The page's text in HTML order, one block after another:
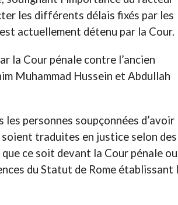
les différents délais fixés par les
actuellement détenu par la Cour.
la Cour pénale contre l’ancien
Muhammad Hussein et Abdullah
personnes soupçonnées d’avoir
traduites en justice selon des
ce soit devant la Cour pénale ou
du Statut de Rome établissant